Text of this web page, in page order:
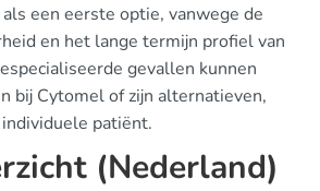
een eerste optie, vanwege de
en het lange termijn profiel van
gevallen kunnen
bij Cytomel of zijn alternatieven,
patiënt.
(Nederland)